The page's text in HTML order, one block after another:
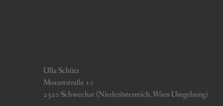
Ulla Schütz
Mozartstraße 10
2320 Schwechat (Niederösterreich, Wien Umgebung)